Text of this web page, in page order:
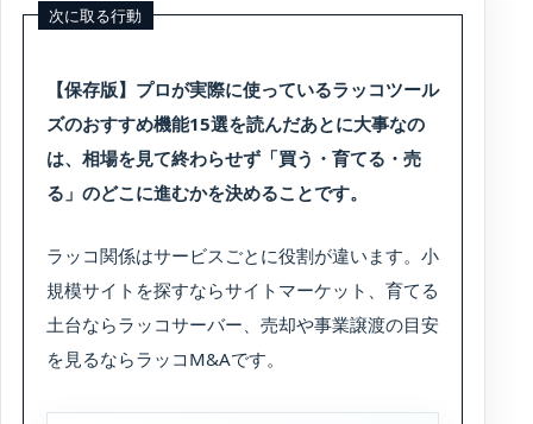
次に取る行動
【保存版】プロが実際に使っているラッコツール
ズのおすすめ機能15選を読んだあとに大事なの
は、相場を見て終わらせず「買う・育てる・売
る」のどこに進むかを決めることです。
ラッコ関係はサービスごとに役割が違います。小
規模サイトを探すならサイトマーケット、育てる
土台ならラッコサーバー、売却や事業譲渡の目安
を見るならラッコM&Aです。